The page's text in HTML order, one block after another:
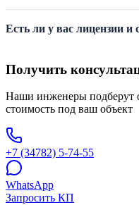
Есть ли у вас лицензии и
Получить
Наши инженеры подберут
стоимость под ваш объект
+7 (34782) 5-74-55
WhatsApp
Запросить КП